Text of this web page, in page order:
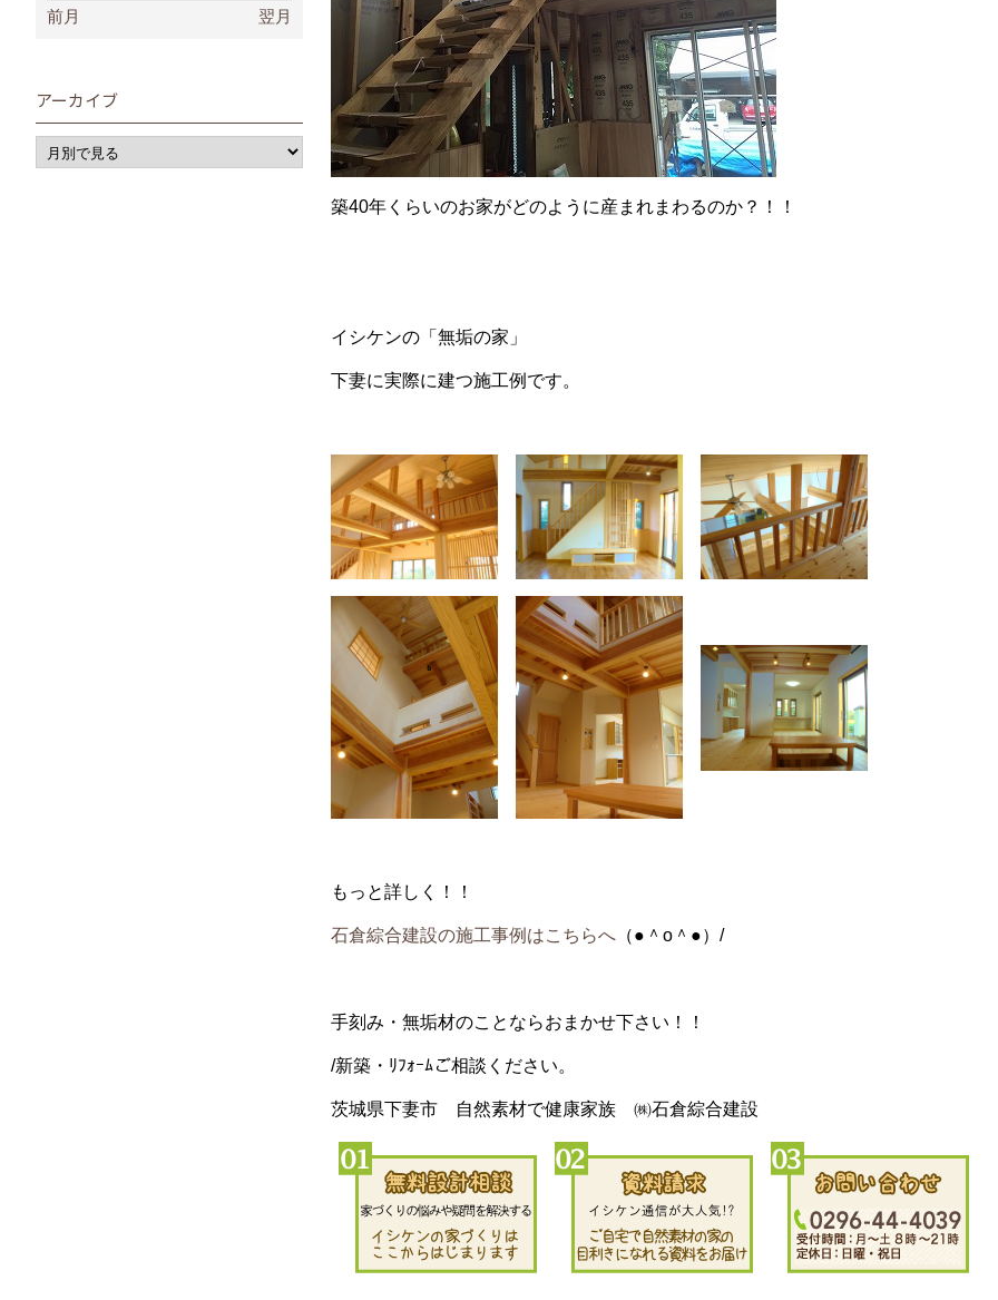
築40年くらいのお家がどのように産まれまわるのか？！！
イシケンの「無垢の家」
下妻に実際に建つ施工例です。
もっと詳しく！！
石倉綜合建設の施工事例はこちらへ （●＾o＾●）/
手刻み・無垢材のことならおまかせ下さい！！
/新築・ﾘﾌｫｰﾑご相談ください。
茨城県下妻市 自然素材で健康家族 ㈱石倉綜合建設
前月 翌月
アーカイブ